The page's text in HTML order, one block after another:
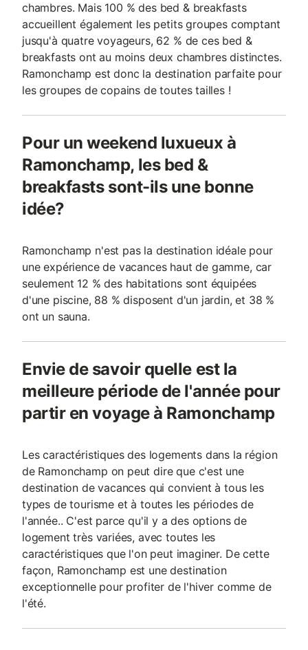
chambres. Mais 100 % des bed & breakfasts
accueillent également les petits groupes comptant
jusqu'à quatre voyageurs, 62 % de ces bed &
breakfasts ont au moins deux chambres distinctes.
Ramonchamp est donc la destination parfaite pour
les groupes de copains de toutes tailles !
Pour un weekend luxueux à
Ramonchamp, les bed &
breakfasts sont-ils une bonne
idée?
Ramonchamp n'est pas la destination idéale pour
une expérience de vacances haut de gamme, car
seulement 12 % des habitations sont équipées
d'une piscine, 88 % disposent d'un jardin, et 38 %
ont un sauna.
Envie de savoir quelle est la
meilleure période de l'année pour
partir en voyage à Ramonchamp
Les caractéristiques des logements dans la région
de Ramonchamp on peut dire que c'est une
destination de vacances qui convient à tous les
types de tourisme et à toutes les périodes de
l'année.. C'est parce qu'il y a des options de
logement très variées, avec toutes les
caractéristiques que l'on peut imaginer. De cette
façon, Ramonchamp est une destination
exceptionnelle pour profiter de l'hiver comme de
l'été.